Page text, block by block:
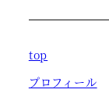
top
プロフィール